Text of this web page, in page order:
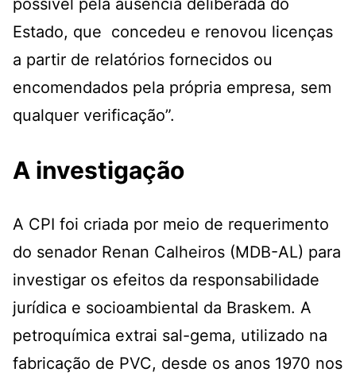
possível pela ausência deliberada do
Estado, que concedeu e renovou licenças
a partir de relatórios fornecidos ou
encomendados pela própria empresa, sem
qualquer verificação”.
A investigação
A CPI foi criada por meio de requerimento
do senador Renan Calheiros (MDB-AL) para
investigar os efeitos da responsabilidade
jurídica e socioambiental da Braskem. A
petroquímica extrai sal-gema, utilizado na
fabricação de PVC, desde os anos 1970 nos